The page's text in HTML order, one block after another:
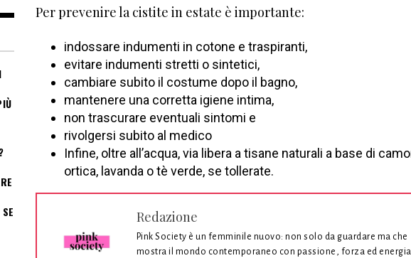
Per prevenire la cistite in estate è importante:
indossare indumenti in cotone e traspiranti,
evitare indumenti stretti o sintetici,
cambiare subito il costume dopo il bagno,
mantenere una corretta igiene intima,
non trascurare eventuali sintomi e
rivolgersi subito al medico
Infine, oltre all’acqua, via libera a tisane naturali a base di
ortica, lavanda o tè verde, se tollerate.
Redazione
Pink Society è un femminile nuovo: non solo da guardare ma che
mostra il mondo contemporaneo con passione, forza ed energia